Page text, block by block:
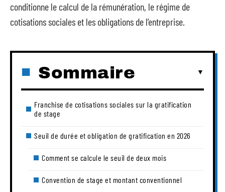
conditionne le calcul de la rémunération, le régime de
cotisations sociales et les obligations de l’entreprise.
Sommaire
Franchise de cotisations sociales sur la gratification
de stage
Seuil de durée et obligation de gratification en 2026
Comment se calcule le seuil de deux mois
Convention de stage et montant conventionnel